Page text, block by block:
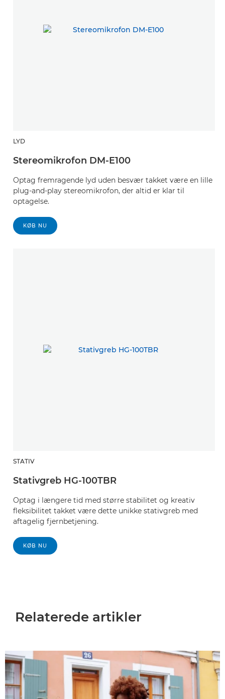
LYD
Stereomikrofon DM-E100
Optag fremragende lyd uden besvær takket være en lille
plug-and-play stereomikrofon, der altid er klar til
optagelse.
KØB NU
STATIV
Stativgreb HG-100TBR
Optag i længere tid med større stabilitet og kreativ
fleksibilitet takket være dette unikke stativgreb med
aftagelig fjernbetjening.
KØB NU
Relaterede artikler